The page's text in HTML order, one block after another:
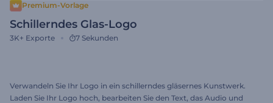
Premium-Vorlage
Schillerndes Glas-Logo
3K+ Exporte 7 Sekunden
Verwandeln Sie Ihr Logo in ein schillerndes gläsernes Kunstwerk.
Laden Sie Ihr Logo hoch, bearbeiten Sie den Text, das Audio und